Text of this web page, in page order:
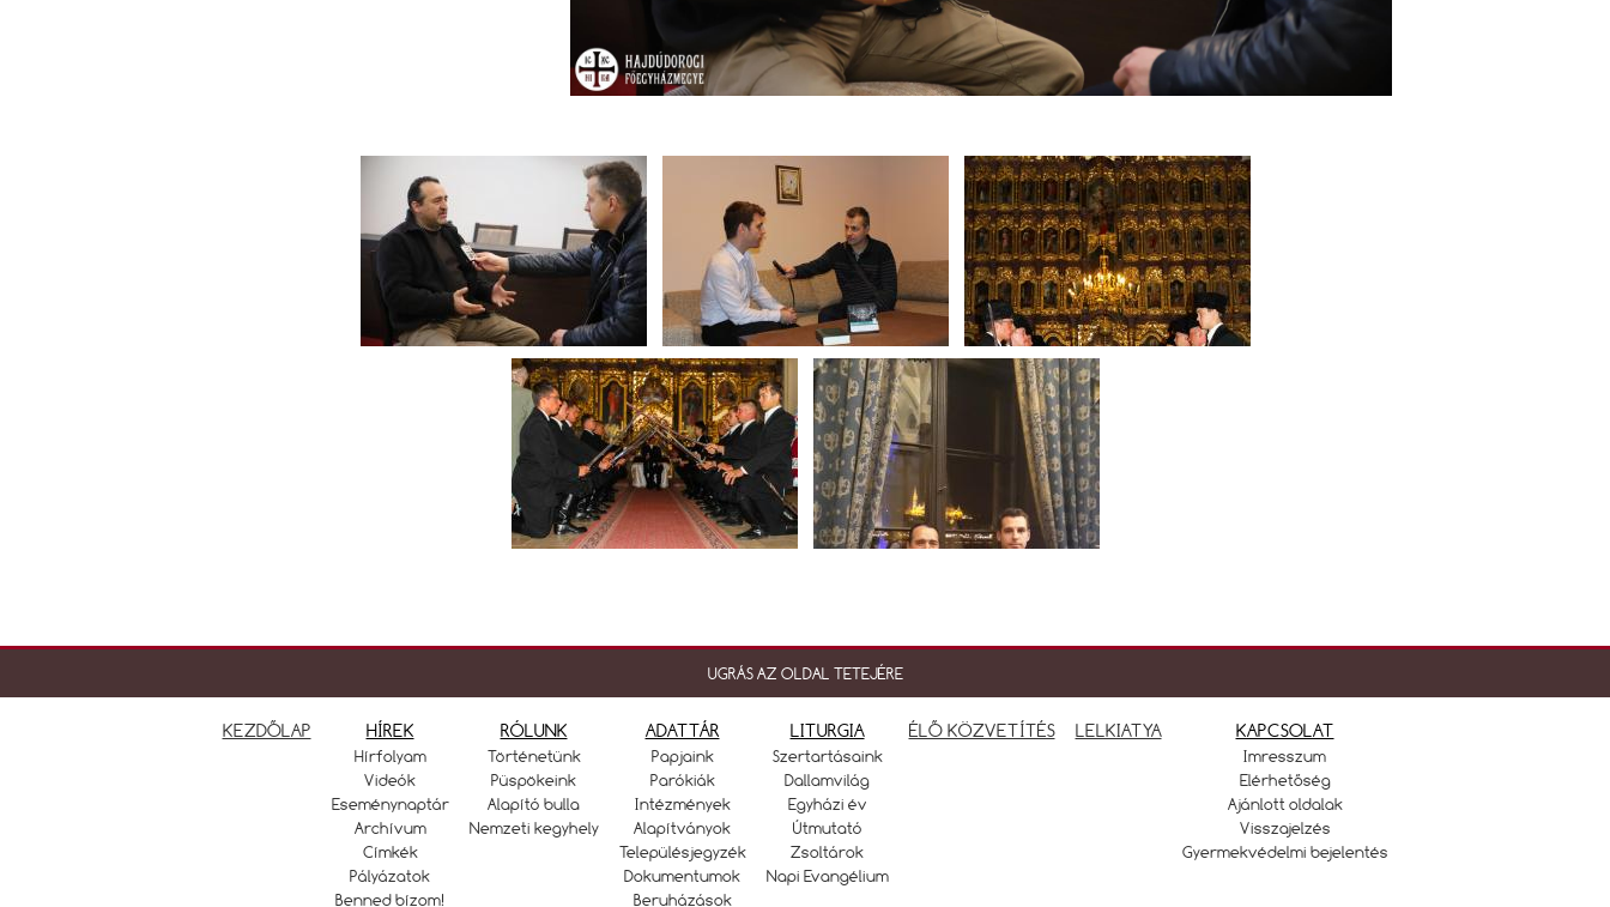
UGRÁS AZ OLDAL TETEJÉRE
KEZDŐLAP HÍREK
Hírfolyam
Videók
Eseménynaptár
Archívum
Címkék
Pályázatok
Benned bízom!
RÓLUNK
Történetünk
Püspökeink
Alapító bulla
Nemzeti kegyhely
ADATTÁR
Papjaink
Parókiák
Intézmények
Alapítványok
Településjegyzék
Dokumentumok
Beruházások
LITURGIA
Szertartásaink
Dallamvilág
Egyházi év
Útmutató
Zsoltárok
Napi Evangélium
ÉLŐ KÖZVETÍTÉS LELKIATYA KAPCSOLAT
Imresszum
Elérhetőség
Ajánlott oldalak
Visszajelzés
Gyermekvédelmi bejelentés